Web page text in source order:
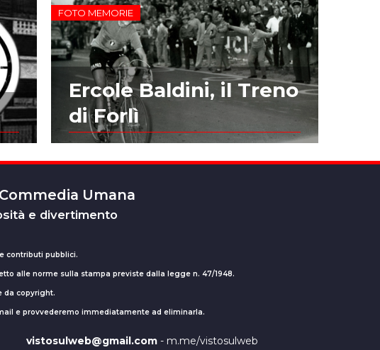
FOTO MEMORIE
Ercole Baldini, il Treno
di Forlì
Umana
e divertimento
contributi pubblici.
alle norme sulla stampa previste dalla legge n. 47/1948.
da copyright.
e provvederemo immediatamente ad eliminarla.
vistosulweb@gmail.com- m.me/vistosulweb